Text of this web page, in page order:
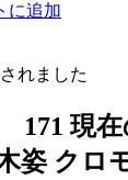
れました
現在
姿 クロ